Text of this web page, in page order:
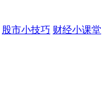
股市小技巧 财经小课堂